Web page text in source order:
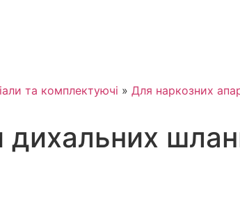
та комплектуючі » Для наркозних